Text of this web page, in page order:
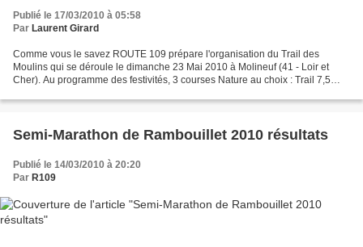
Publié le 17/03/2010 à 05:58
Par Laurent Girard
Comme vous le savez ROUTE 109 prépare l'organisation du Trail des
Moulins qui se déroule le dimanche 23 Mai 2010 à Molineuf (41 - Loir et
Cher). Au programme des festivités, 3 courses Nature au choix : Trail 7,5
Semi-Marathon de Rambouillet 2010 résultats
Publié le 14/03/2010 à 20:20
Par R109